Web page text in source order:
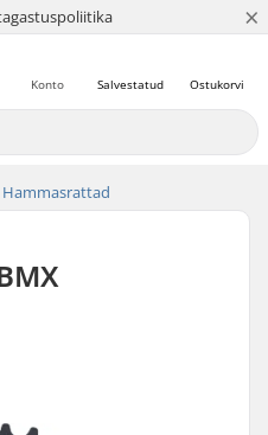
5 ×
Ostukorvi
Salvestatud
Konto
Hammasrattad